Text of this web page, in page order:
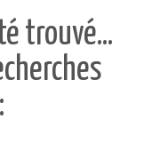
trouvé...